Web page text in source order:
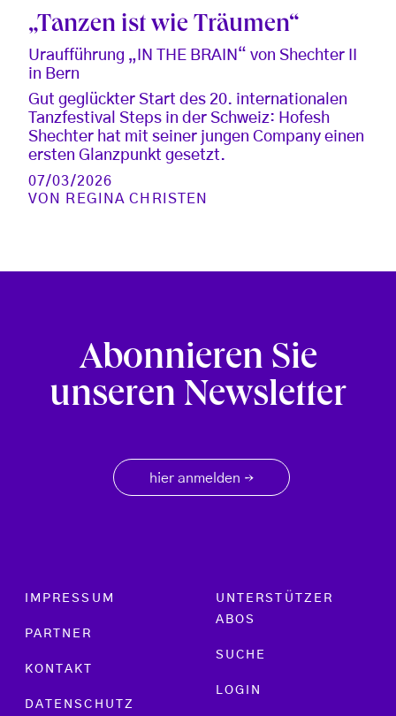
„Tanzen ist wie Träumen“
Uraufführung „IN THE BRAIN“ von Shechter II
in Bern
Gut geglückter Start des 20. internationalen
Tanzfestival Steps in der Schweiz: Hofesh
Shechter hat mit seiner jungen Company einen
ersten Glanzpunkt gesetzt.
07/03/2026
VON
REGINA CHRISTEN
Abonnieren Sie
unseren Newsletter
hier anmelden →
Footer menu
IMPRESSUM
PARTNER
KONTAKT
DATENSCHUTZ
UNTERSTÜTZER
ABOS
SUCHE
LOGIN